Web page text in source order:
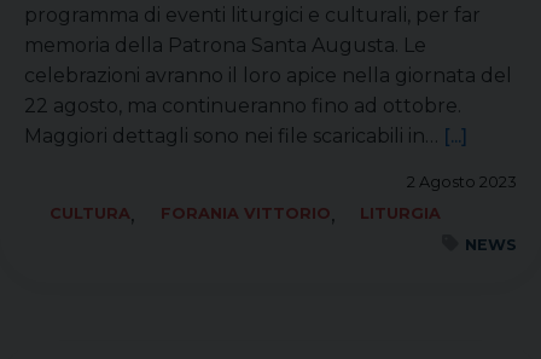
programma di eventi liturgici e culturali, per far
memoria della Patrona Santa Augusta. Le
celebrazioni avranno il loro apice nella giornata del
22 agosto, ma continueranno fino ad ottobre.
Maggiori dettagli sono nei file scaricabili in… [...]
2 Agosto 2023
CULTURA, FORANIA VITTORIO,
LITURGIA
NEWS